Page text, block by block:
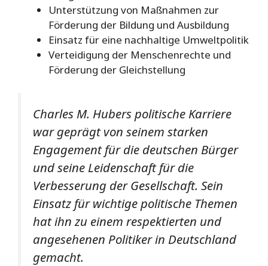
Unterstützung von Maßnahmen zur
Förderung der Bildung und Ausbildung
Einsatz für eine nachhaltige Umweltpolitik
Verteidigung der Menschenrechte und
Förderung der Gleichstellung
Charles M. Hubers politische Karriere
war geprägt von seinem starken
Engagement für die deutschen Bürger
und seine Leidenschaft für die
Verbesserung der Gesellschaft. Sein
Einsatz für wichtige politische Themen
hat ihn zu einem respektierten und
angesehenen Politiker in Deutschland
gemacht.